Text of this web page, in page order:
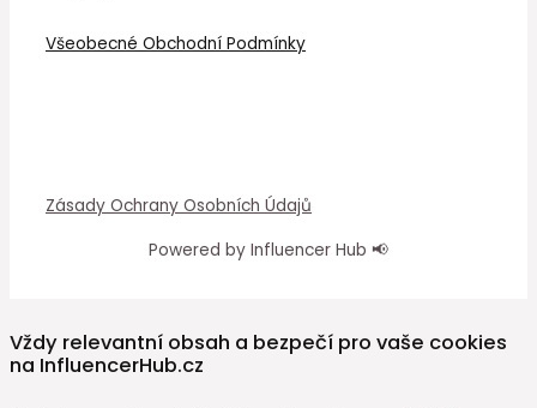
Všeobecné Obchodní Podmínky
Zásady Ochrany Osobních Údajů
Powered by Influencer Hub 📢
Vždy relevantní obsah a bezpečí pro vaše cookies
na InfluencerHub.cz